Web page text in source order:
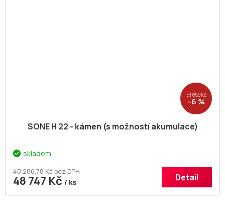
51 859 Kč
–6 %
SONE H 22 - kámen (s možností akumulace)
skladem
40 286,78 Kč bez DPH
48 747 Kč / ks Detail